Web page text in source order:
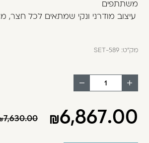
משתתפים
עיצוב מודרני ונקי שמתאים לכל חצר,
מק"ט:SET-589
הוסף
החסר
6,867.00
7,630.00